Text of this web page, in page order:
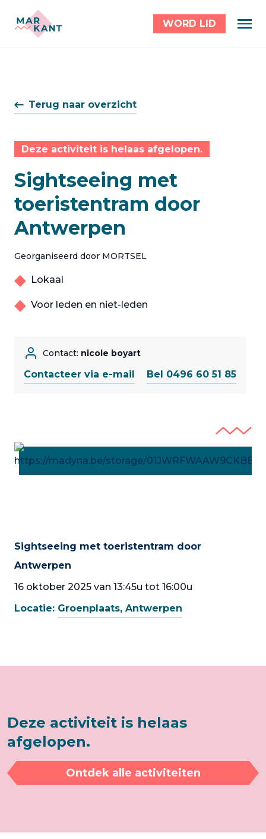
WORD LID
Terug naar overzicht
Deze activiteit is helaas afgelopen.
Sightseeing met
toeristentram door
Antwerpen
Georganiseerd door MORTSEL
Lokaal
Voor leden en niet-leden
Contact: nicole boyart
Contacteer via e-mail Bel 0496 60 51 85
Sightseeing met toeristentram door
Antwerpen
16 oktober 2025 van 13:45u tot 16:00u
Locatie: Groenplaats, Antwerpen
Deze activiteit is helaas
afgelopen.
Ontdek alle activiteiten